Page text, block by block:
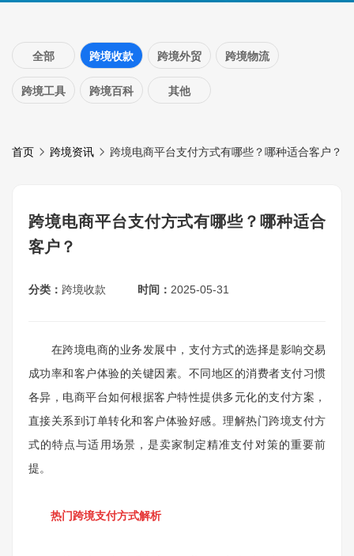
全部 跨境收款 跨境外贸 跨境物流
跨境工具 跨境百科 其他
首页 跨境资讯 跨境电商平台支付方式有哪些？哪种适合客户？
跨境电商平台支付方式有哪些？哪种适合
客户？
分类： 跨境收款 时间： 2025-05-31
在跨境电商的业务发展中，支付方式的选择是影响交易
成功率和客户体验的关键因素。不同地区的消费者支付习惯
各异，电商平台如何根据客户特性提供多元化的支付方案，
直接关系到订单转化和客户体验好感。理解热门跨境支付方
式的特点与适用场景，是卖家制定精准支付对策的重要前
提。
热门跨境支付方式解析